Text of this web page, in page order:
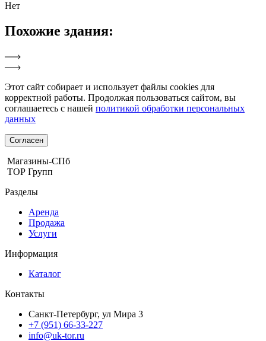
Нет
Похожие здания:
Этот сайт собирает и использует файлы cookies для
корректной работы. Продолжая пользоваться сайтом, вы
соглашаетесь с нашей политикой обработки персональных
данных
Согласен
Магазины-СПб
ТОР Групп
Разделы
Аренда
Продажа
Услуги
Информация
Каталог
Контакты
Санкт-Петербург, ул Мира 3
+7 (951) 66-33-227
info@uk-tor.ru